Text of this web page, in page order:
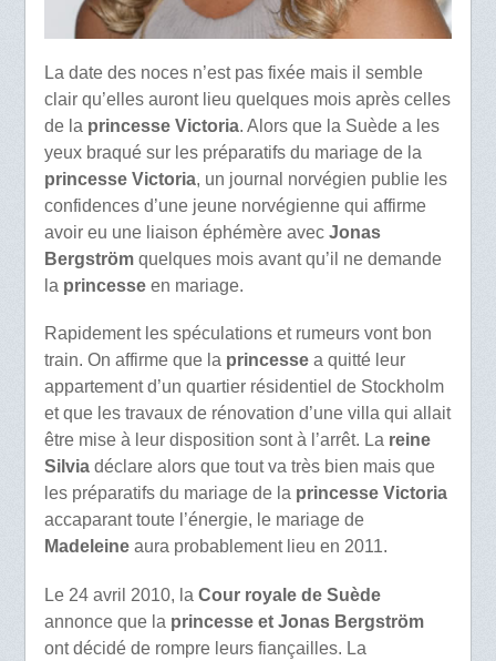
La date des noces n’est pas fixée mais il semble
clair qu’elles auront lieu quelques mois après celles
de la princesse Victoria. Alors que la Suède a les
yeux braqué sur les préparatifs du mariage de la
princesse Victoria, un journal norvégien publie les
confidences d’une jeune norvégienne qui affirme
avoir eu une liaison éphémère avec Jonas
Bergströmquelques mois avant qu’il ne demande
la princesseen mariage.
Rapidement les spéculations et rumeurs vont bon
train. On affirme que la princessea quitté leur
appartement d’un quartier résidentiel de Stockholm
et que les travaux de rénovation d’une villa qui allait
être mise à leur disposition sont à l’arrêt. La reine
Silviadéclare alors que tout va très bien mais que
les préparatifs du mariage de la princesse Victoria
accaparant toute l’énergie, le mariage de
Madeleineaura probablement lieu en 2011.
Le 24 avril 2010, la Cour royale de Suède
annonce que la princesse et Jonas Bergström
ont décidé de rompre leurs fiançailles. La